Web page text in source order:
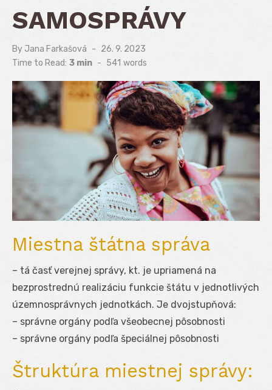
SAMOSPRÁVY
By Jana Farkašová
Posted
on
26. 9. 2023
Time to Read: 3 min - 541 words
Miestna štátna správa
– tá časť verejnej správy, kt. je upriamená na
bezprostrednú realizáciu funkcie štátu v jednotlivých
územnosprávnych jednotkách. Je dvojstupňová:
– správne orgány podľa všeobecnej pôsobnosti
– správne orgány podľa špeciálnej pôsobnosti
Štruktúra miestnej správy: